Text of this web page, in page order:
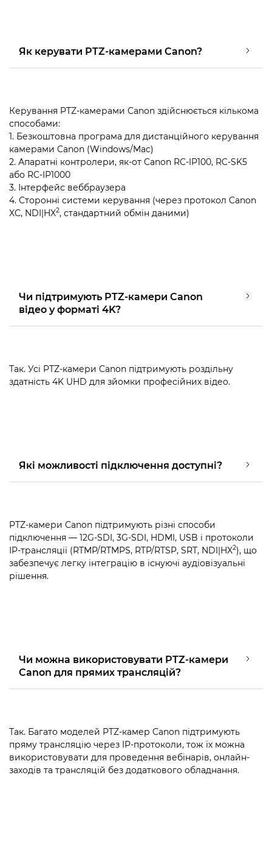
Як керувати PTZ-камерами Canon?
Керування PTZ-камерами Canon здійснюється кількома
способами:
1. Безкоштовна програма для дистанційного керування
камерами Canon (Windows/Mac)
2. Апаратні контролери, як-от Canon RC-IP100, RC-SK5
або RC-IP1000
3. Інтерфейс веббраузера
4. Сторонні системи керування (через протокол Canon
XC, NDI|HX2, стандартний обмін даними)
Чи підтримують PTZ-камери Canon
відео у форматі 4K?
Так. Усі PTZ-камери Canon підтримують роздільну
здатність 4K UHD для зйомки професійних відео.
Які можливості підключення доступні?
PTZ-камери Canon підтримують різні способи
підключення — 12G-SDI, 3G-SDI, HDMI, USB і протоколи
IP-трансляції (RTMP/RTMPS, RTP/RTSP, SRT, NDI|HX2), що
забезпечує легку інтеграцію в існуючі аудіовізуальні
рішення.
Чи можна використовувати PTZ-камери
Canon для прямих трансляцій?
Так. Багато моделей PTZ-камер Canon підтримують
пряму трансляцію через IP-протоколи, тож їх можна
використовувати для проведення вебінарів, онлайн-
заходів та трансляцій без додаткового обладнання.